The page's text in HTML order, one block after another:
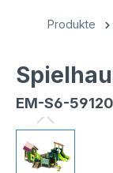
Produkte
EM-S6-